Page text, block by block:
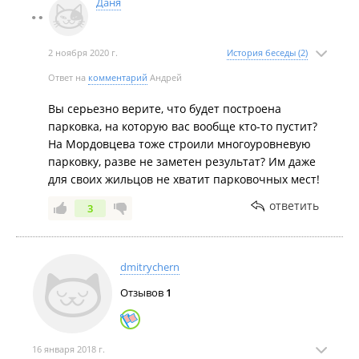
2 ноября 2020 г. История беседы (2)
Ответ на комментарий Андрей
Вы серьезно верите, что будет построена
парковка, на которую вас вообще кто-то пустит?
На Мордовцева тоже строили многоуровневую
парковку, разве не заметен результат? Им даже
для своих жильцов не хватит парковочных мест!
3 ответить
dmitrychern
Отзывов 1
16 января 2018 г.